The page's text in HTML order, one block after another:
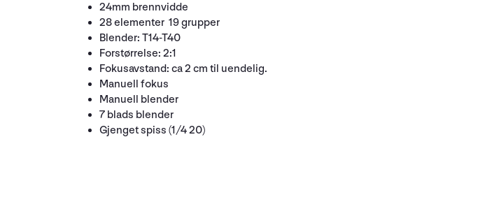
24mm brennvidde
28 elementer 19 grupper
Blender: T14-T40
Forstørrelse: 2:1
Fokusavstand: ca 2 cm til uendelig.
Manuell fokus
Manuell blender
7 blads blender
Gjenget spiss (1/4 20)